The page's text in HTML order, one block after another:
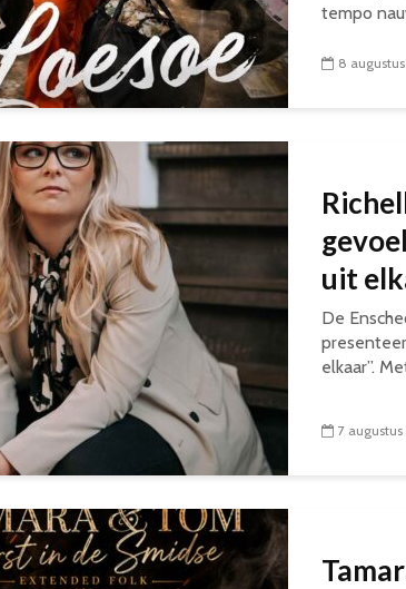
tempo
8
uit
De
elkaar”.
7 augustus